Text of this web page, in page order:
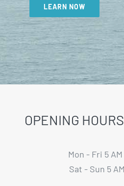
LEARN NOW
OPENING
Mon - Fri 5 AM
Sat - Sun 5